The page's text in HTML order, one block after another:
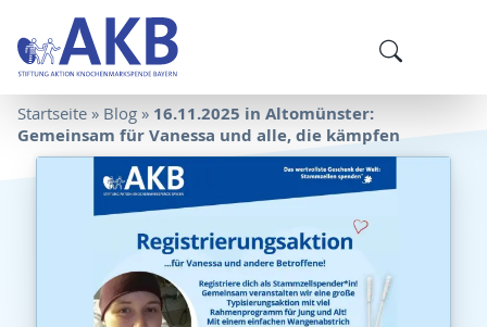
Startseite » Blog » 16.11.2025 in Altomünster:
Gemeinsam für Vanessa und alle, die kämpfen